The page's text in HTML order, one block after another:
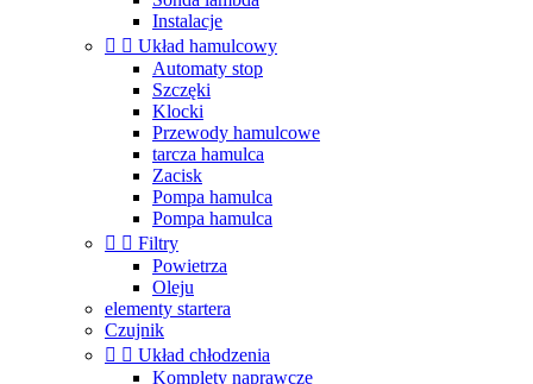
Instalacje
  Układ hamulcowy
Automaty stop
Szczęki
Klocki
Przewody hamulcowe
tarcza hamulca
Zacisk
Pompa hamulca
Pompa hamulca
  Filtry
Powietrza
Oleju
elementy startera
Czujnik
  Układ chłodzenia
Komplety naprawcze